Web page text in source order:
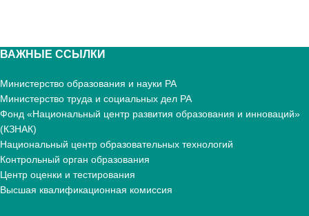
ВАЖНЫЕ ССЫЛКИ
Министерство образования и науки РА
Министерство труда и социальных дел РА
Фонд «Национальный центр развития образования и инноваций»
(КЗНАК)
Национальный центр образовательных технологий
Контрольный орган образования
Центр оценки и тестирования
Высшая квалификационная комиссия